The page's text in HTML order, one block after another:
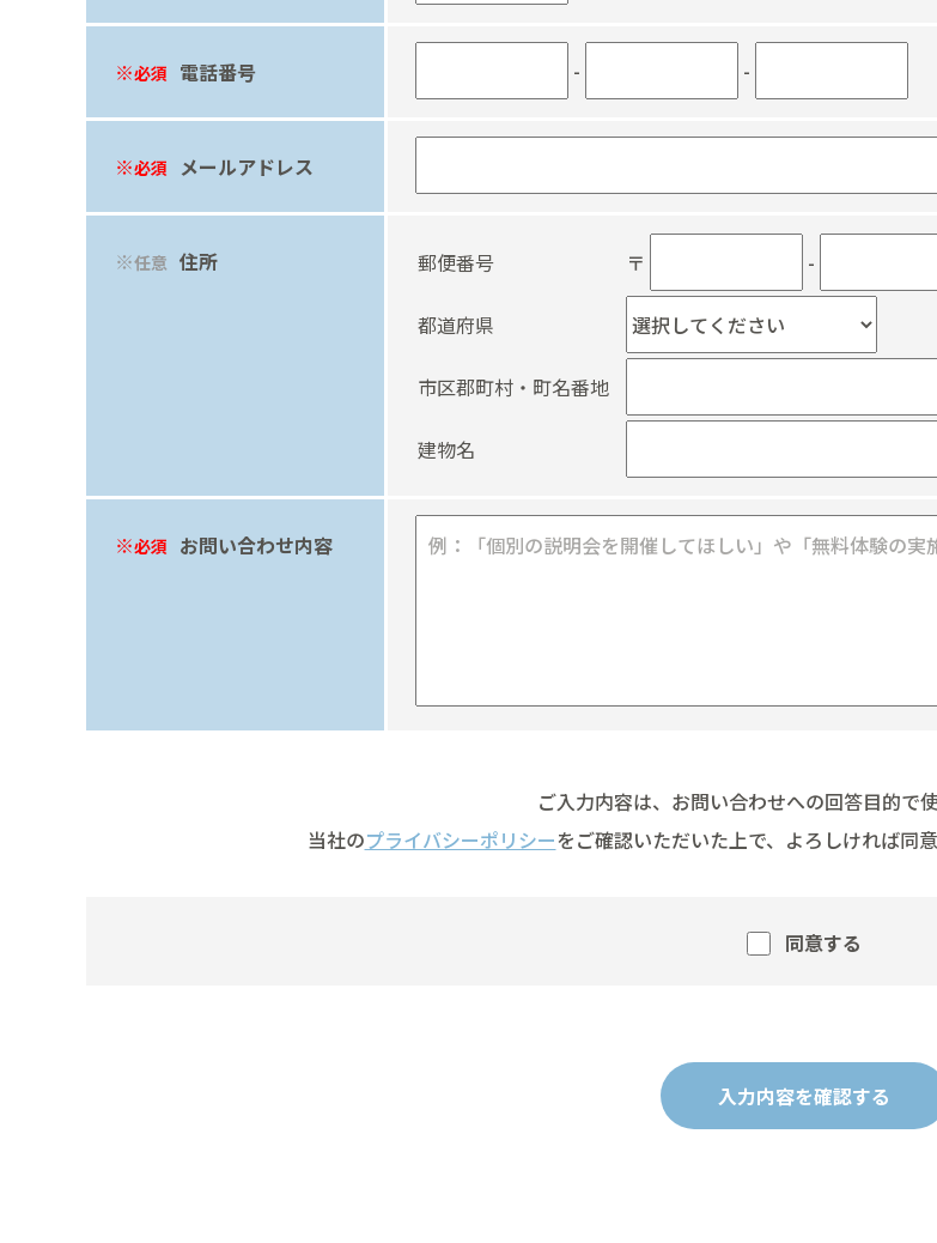
必須 電話番号 - -
必須 メールアドレス
任意 住所 郵便番号 〒 -
都道府県
市区郡町村・町名番地
建物名
必須 お問い合わせ内容
ご入力内容は、お問い合わせへの回答目的で
当社のプライバシーポリシーをご確認いただいた上で、よろしければ同
同意する